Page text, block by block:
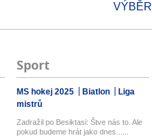
VÝBĚR
Sport
MS hokej 2025 Biatlon
Liga
mistrů
Zadražil po Besiktasi: Štve nás to. Ale
pokud budeme hrát jako dnes......